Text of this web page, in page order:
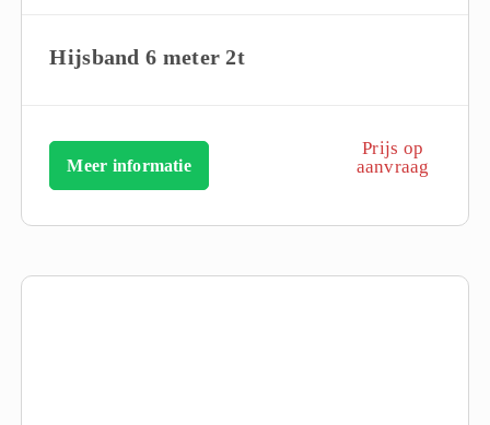
Hijsband 6 meter 2t
Meer informatie
Prijs op
aanvraag